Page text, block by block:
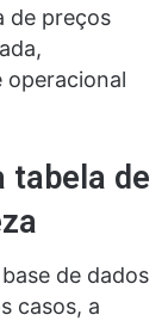
de preços
operacional
tabela de
de dados
casos, a